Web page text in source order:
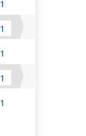
1
1
1
1
1